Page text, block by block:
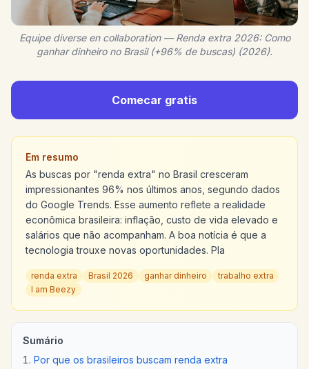
Equipe diverse en collaboration — Renda extra 2026: Como
ganhar dinheiro no Brasil (+96% de buscas) (2026).
Comecar gratis
Em resumo
As buscas por "renda extra" no Brasil cresceram
impressionantes 96% nos últimos anos, segundo dados
do Google Trends. Esse aumento reflete a realidade
econômica brasileira: inflação, custo de vida elevado e
salários que não acompanham. A boa notícia é que a
tecnologia trouxe novas oportunidades. Pla
renda extra Brasil 2026 ganhar dinheiro
trabalho extra
I am Beezy
Sumário
Por que os brasileiros buscam renda extra